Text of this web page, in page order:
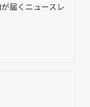
届くニュースレ